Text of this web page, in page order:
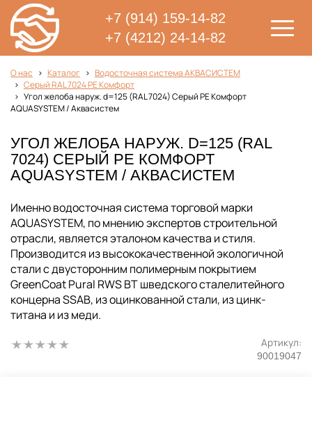
+7 (914) 159-14-82
+7 (4212) 24-14-82
О нас Каталог
Водосточная система АКВАСИСТЕМ
Серый RAL 7024 PE Комфорт
Угол желоба наруж. d=125 (RAL 7024) Серый PE Комфорт
AQUASYSTEM / Аквасистем
УГОЛ ЖЕЛОБА НАРУЖ. D=125 (RAL
7024) СЕРЫЙ PE КОМФОРТ
AQUASYSTEM / АКВАСИСТЕМ
Именно водосточная система торговой марки
AQUASYSTEM, по мнению экспертов строительной
отрасли, является эталоном качества и стиля.
Производится из высококачественной экологичной
стали с двусторонним полимерным покрытием
GreenCoat Pural RWS BT шведского сталелитейного
концерна SSAB, из оцинкованной стали, из цинк-
титана и из меди.
Артикул:
90019047